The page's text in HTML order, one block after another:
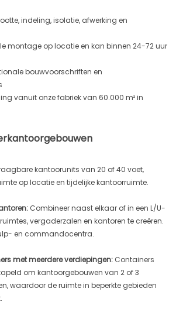
indeling, isolatie, afwerking en
montage op locatie en kan binnen 24-72 uur
bouwvoorschriften en
vanuit onze fabriek van 60.000 m² in
kantoorunits van 20 of 40 voet,
op locatie en tijdelijke kantoorruimte.
Combineer naast elkaar of in een L/U-
vergaderzalen en kantoren te creëren.
en commandocentra.
met meerdere verdiepingen: Containers
om kantoorgebouwen van 2 of 3
waardoor de ruimte in beperkte gebieden